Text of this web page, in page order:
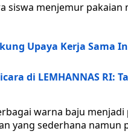
siswa menjemur
Upaya Kerja Sama
di LEMHANNAS RI:
warna baju
yang sederhana namun